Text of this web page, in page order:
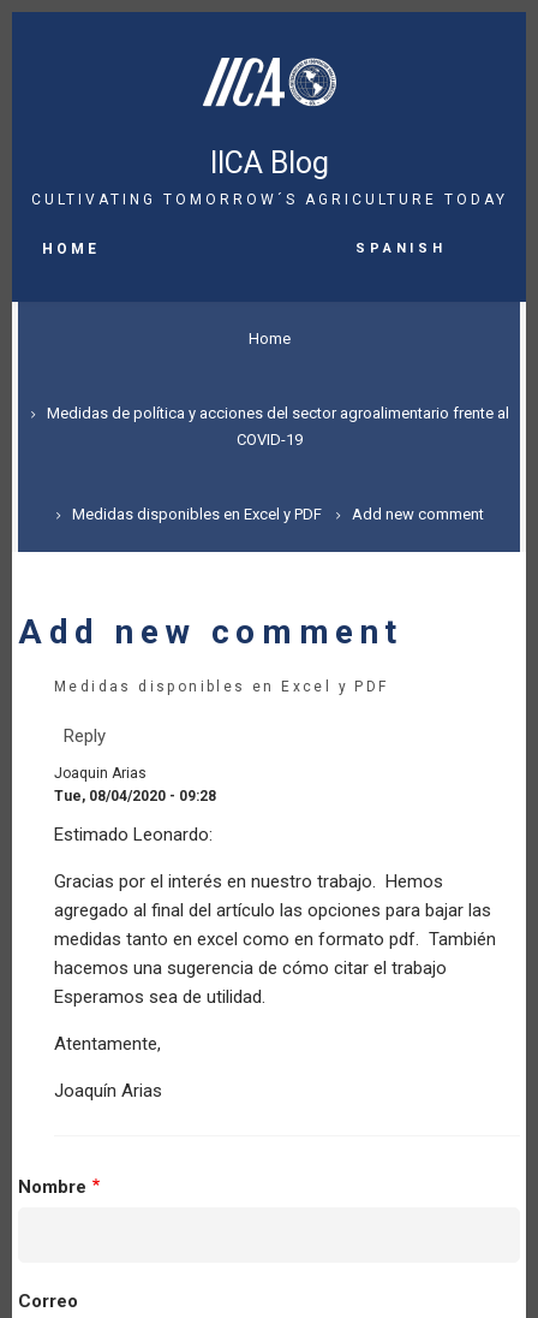
Skip
IICA Blog
CULTIVATING TOMORROW´S AGRICULTURE TODAY
NAVIGATION
HOME Spanish
BREADCRUMB
Home
Medidas de política y acciones del sector agroalimentario frente al
COVID-19
Medidas disponibles en Excel y PDF Add new comment
Add new comment
Medidas disponibles en Excel y PDF
Reply
Joaquin Arias
Tue, 08/04/2020 - 09:28
reply
Consulta
de
Base
datos
by
(not
Estimado Leonardo:
Gracias por el interés en nuestro trabajo. Hemos
agregado al final del artículo las opciones para bajar las
medidas tanto en excel como en formato pdf. También
hacemos una sugerencia de cómo citar el trabajo
Esperamos sea de utilidad.
Atentamente,
Joaquín Arias
Nombre
Correo